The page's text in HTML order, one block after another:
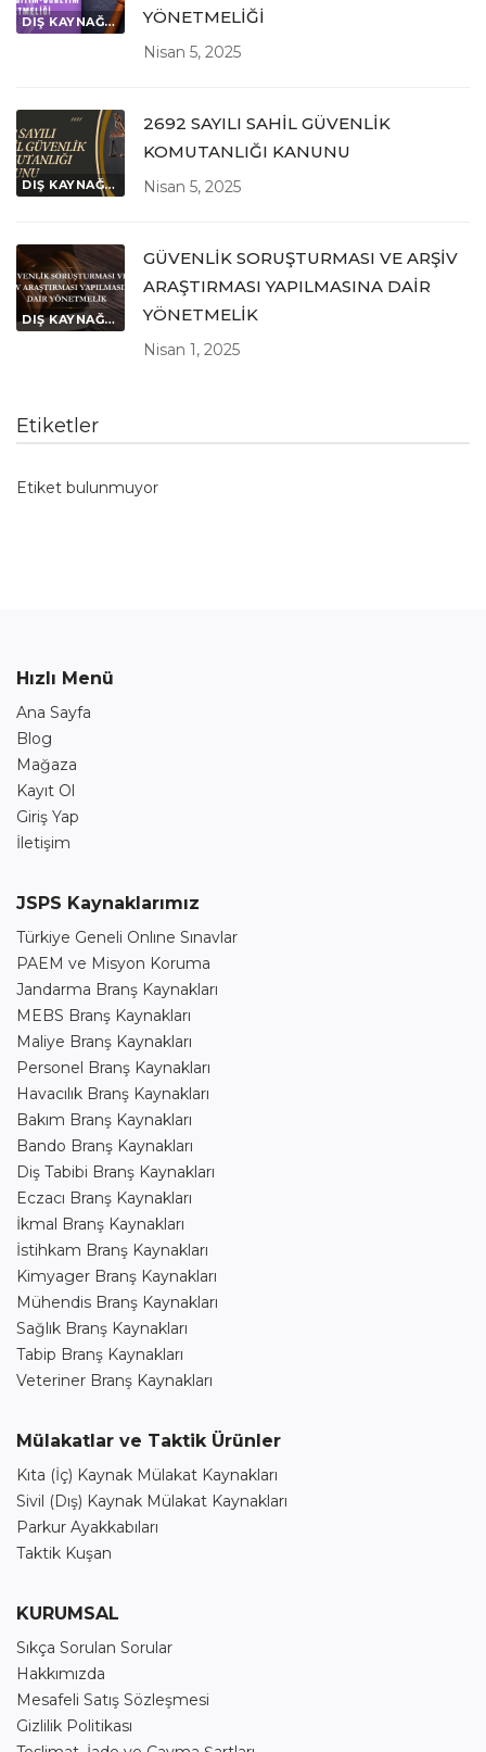
DIŞ KAYNAĞI İLGİLENDİREN MEVZUATLAR
YÖNETMELİĞİ
Nisan 5, 2025
DIŞ KAYNAĞI İLGİLENDİREN MEVZUATLAR
2692 SAYILI SAHİL GÜVENLİK
KOMUTANLIĞI KANUNU
Nisan 5, 2025
DIŞ KAYNAĞI İLGİLENDİREN MEVZUATLAR
GÜVENLİK SORUŞTURMASI VE ARŞİV
ARAŞTIRMASI YAPILMASINA DAİR
YÖNETMELİK
Nisan 1, 2025
Etiketler
Etiket bulunmuyor
Hızlı Menü
Ana Sayfa
Blog
Mağaza
Kayıt Ol
Giriş Yap
İletişim
JSPS Kaynaklarımız
Türkiye Geneli Onlıne Sınavlar
PAEM ve Misyon Koruma
Jandarma Branş Kaynakları
MEBS Branş Kaynakları
Maliye Branş Kaynakları
Personel Branş Kaynakları
Havacılık Branş Kaynakları
Bakım Branş Kaynakları
Bando Branş Kaynakları
Diş Tabibi Branş Kaynakları
Eczacı Branş Kaynakları
İkmal Branş Kaynakları
İstihkam Branş Kaynakları
Kimyager Branş Kaynakları
Mühendis Branş Kaynakları
Sağlık Branş Kaynakları
Tabip Branş Kaynakları
Veteriner Branş Kaynakları
Mülakatlar ve Taktik Ürünler
Kıta (İç) Kaynak Mülakat Kaynakları
Sivil (Dış) Kaynak Mülakat Kaynakları
Parkur Ayakkabıları
Taktik Kuşan
KURUMSAL
Sıkça Sorulan Sorular
Hakkımızda
Mesafeli Satış Sözleşmesi
Gizlilik Politikası